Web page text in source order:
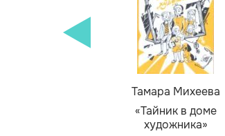
Тамара Михеева
«Тайник в доме
художника»